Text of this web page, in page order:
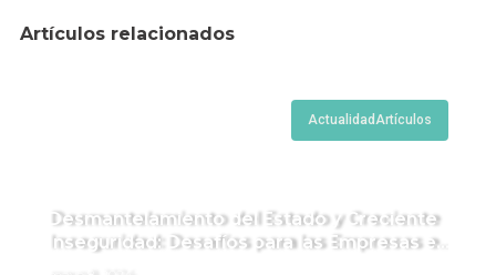
Artículos relacionados
ActualidadArtículos
Desmantelamiento del Estado y Creciente
Inseguridad: Desafíos para las Empresas en